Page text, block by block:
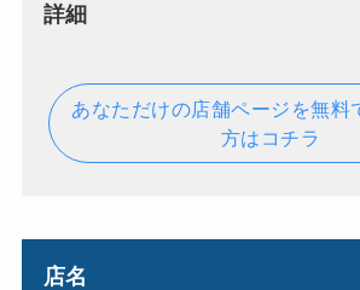
詳細
あなただけの店舗ページを無料
方はコチラ
店名